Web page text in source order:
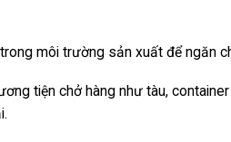
môi trường sản xuất để ngăn
tiện chở hàng như tàu,